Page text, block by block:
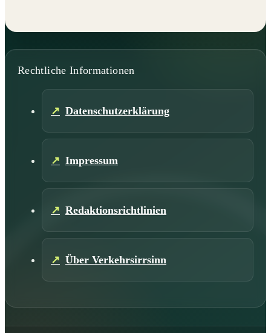
Rechtliche Informationen
Datenschutzerklärung
Impressum
Redaktionsrichtlinien
Über Verkehrsirrsinn